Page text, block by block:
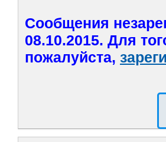
Сообщения
08.10.2015. Для
пожалуйста,